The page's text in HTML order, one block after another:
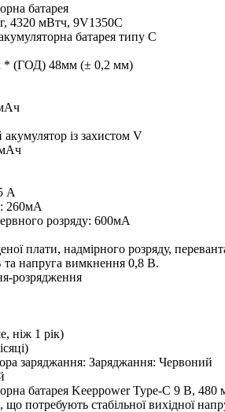
батарея
4320 мВтч, 9V1350C
батарея типу C
* (ГОД) 48мм (± 0,2 мм)
із захистом V
А
260мА
розряду: 600мА
плати, надмірного розряду,
напруга вимкнення 0,8 В.
розрядження
ніж 1 рік)
заряджання: Заряджання: Червоний
батарея Keeppower Type-C 9 В,
потребують стабільної вихідної